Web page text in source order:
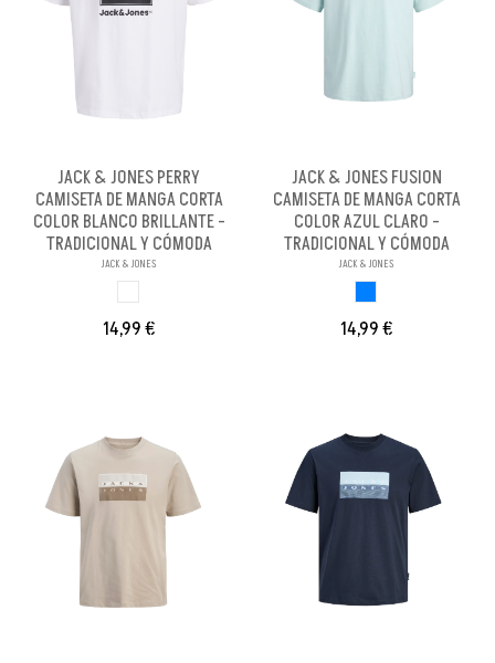
JACK & JONES PERRY
CAMISETA DE MANGA CORTA
COLOR BLANCO BRILLANTE -
TRADICIONAL Y CÓMODA
JACK & JONES
14,99 €
JACK & JONES FUSION
CAMISETA DE MANGA CORTA
COLOR AZUL CLARO -
TRADICIONAL Y CÓMODA
JACK & JONES
14,99 €